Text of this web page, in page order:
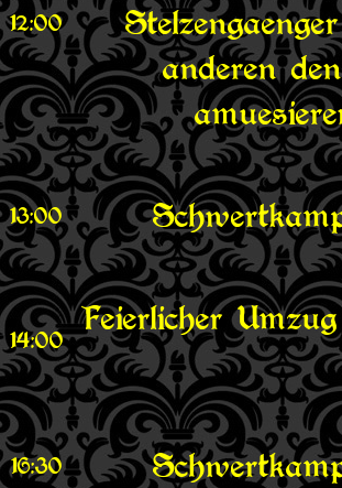
12:00
anderen
13:00
14:00
Feierlicher
16:30